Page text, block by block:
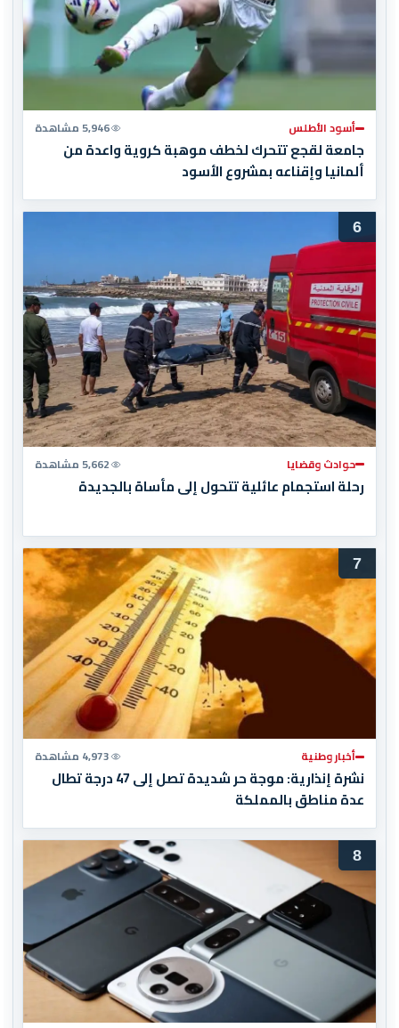
أسود الأطلس 5,946 مشاهدة
جامعة لقجع تتحرك لخطف موهبة كروية واعدة من
ألمانيا وإقناعه بمشروع الأسود
6
حوادث وقضايا 5,662 مشاهدة
رحلة استجمام عائلية تتحول إلى مأساة بالجديدة
7
أخبار وطنية 4,973 مشاهدة
نشرة إنذارية: موجة حر شديدة تصل إلى 47 درجة تطال
عدة مناطق بالمملكة
8